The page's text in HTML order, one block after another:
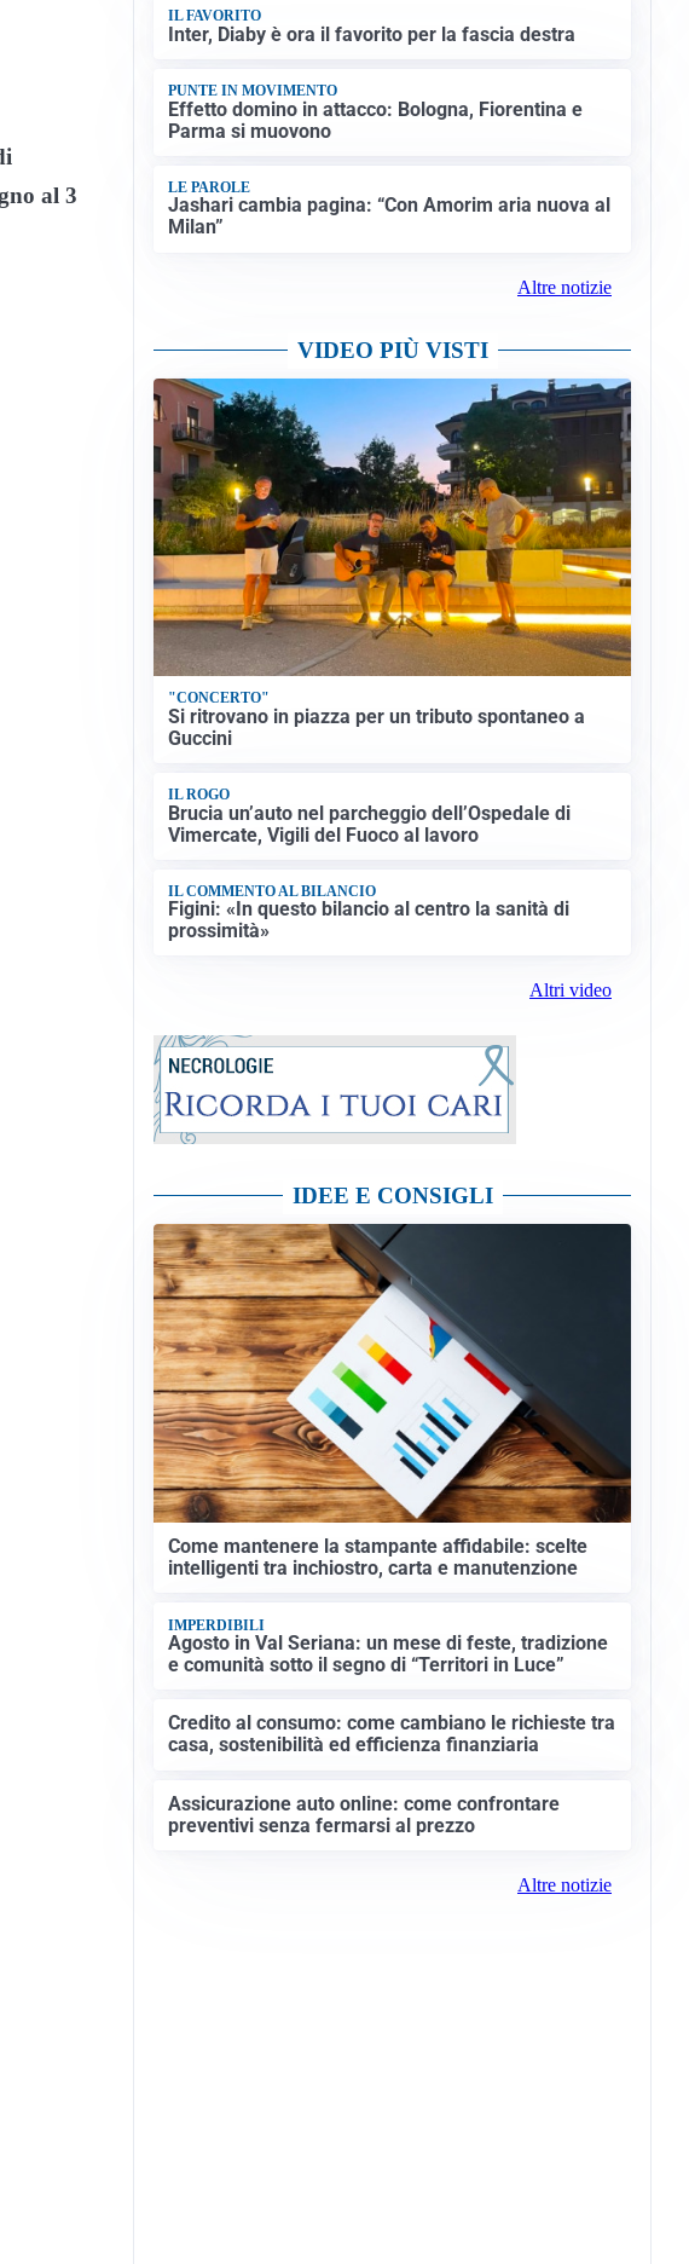
al 3
IL FAVORITO
Inter, Diaby è ora il favorito per la fascia destra
PUNTE IN MOVIMENTO
Effetto domino in attacco: Bologna, Fiorentina e
Parma si muovono
LE PAROLE
Jashari cambia pagina: “Con Amorim aria nuova al
Milan”
Altre notizie
VIDEO PIÙ VISTI
"CONCERTO"
Si ritrovano in piazza per un tributo spontaneo a
Guccini
IL ROGO
Brucia un’auto nel parcheggio dell’Ospedale di
Vimercate, Vigili del Fuoco al lavoro
IL COMMENTO AL BILANCIO
Figini: «In questo bilancio al centro la sanità di
prossimità»
Altri video
IDEE E CONSIGLI
Come mantenere la stampante affidabile: scelte
intelligenti tra inchiostro, carta e manutenzione
IMPERDIBILI
Agosto in Val Seriana: un mese di feste, tradizione
e comunità sotto il segno di “Territori in Luce”
Credito al consumo: come cambiano le richieste tra
casa, sostenibilità ed efficienza finanziaria
Assicurazione auto online: come confrontare
preventivi senza fermarsi al prezzo
Altre notizie